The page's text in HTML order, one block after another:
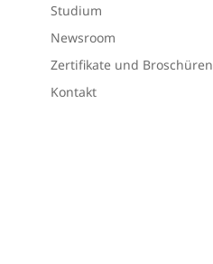
Studium
Newsroom
Zertifikate und Broschüren
Kontakt